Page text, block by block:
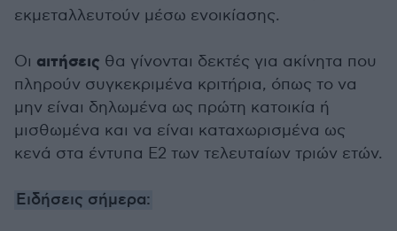
εκμεταλλευτούν μέσω ενοικίασης.
Οι αιτήσεις θα γίνονται δεκτές για ακίνητα που
πληρούν συγκεκριμένα κριτήρια, όπως το να
μην είναι δηλωμένα ως πρώτη κατοικία ή
μισθωμένα και να είναι καταχωρισμένα ως
κενά στα έντυπα Ε2 των τελευταίων τριών ετών.
Ειδήσεις σήμερα: